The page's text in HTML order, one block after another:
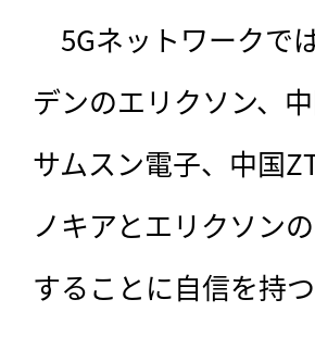
5Gネットワークで
デンのエリクソン、
サムスン電子、中国
ノキアとエリクソン
することに自信を持